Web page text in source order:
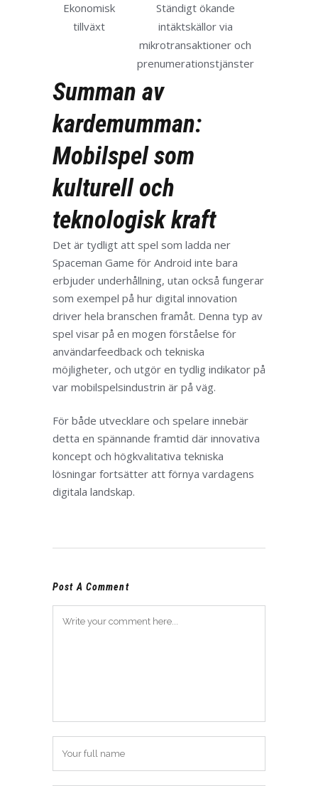
Ekonomisk
tillväxt
Ständigt ökande
intäktskällor via
mikrotransaktioner och
prenumerationstjänster
Summan av
kardemumman:
Mobilspel som
kulturell och
teknologisk kraft
Det är tydligt att spel som ladda ner
Spaceman Game för Android inte bara
erbjuder underhållning, utan också fungerar
som exempel på hur digital innovation
driver hela branschen framåt. Denna typ av
spel visar på en mogen förståelse för
användarfeedback och tekniska
möjligheter, och utgör en tydlig indikator på
var mobilspelsindustrin är på väg.
För både utvecklare och spelare innebär
detta en spännande framtid där innovativa
koncept och högkvalitativa tekniska
lösningar fortsätter att förnya vardagens
digitala landskap.
Post A Comment